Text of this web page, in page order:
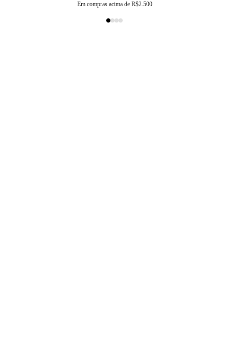
Em compras acima de R$2.500